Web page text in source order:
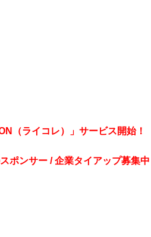
（ライコレ）」サービス開始！
ンサー / 企業タイアップ募集中